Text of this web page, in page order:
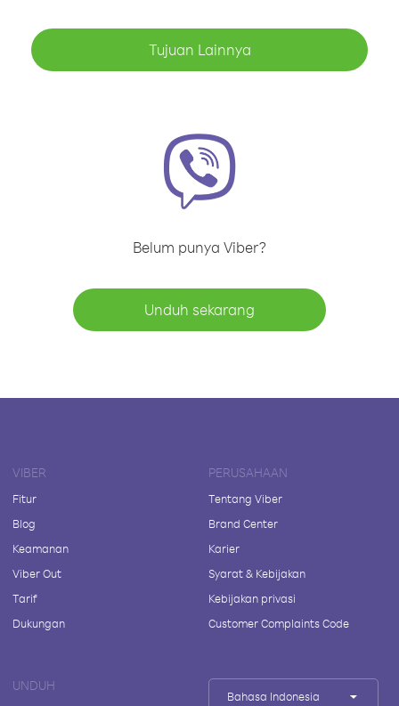
Tujuan Lainnya
Belum punya Viber?
Unduh sekarang
VIBER
Fitur
Blog
Keamanan
Viber Out
Tarif
Dukungan
PERUSAHAAN
Tentang Viber
Brand Center
Karier
Syarat & Kebijakan
Kebijakan privasi
Customer Complaints Code
UNDUH
Bahasa Indonesia